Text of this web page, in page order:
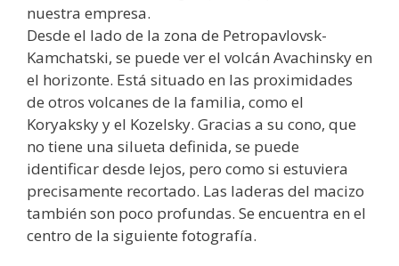
nuestra empresa.
Desde el lado de la zona de Petropavlovsk-
Kamchatski, se puede ver el volcán Avachinsky en
el horizonte. Está situado en las proximidades
de otros volcanes de la familia, como el
Koryaksky y el Kozelsky. Gracias a su cono, que
no tiene una silueta definida, se puede
identificar desde lejos, pero como si estuviera
precisamente recortado. Las laderas del macizo
también son poco profundas. Se encuentra en el
centro de la siguiente fotografía.